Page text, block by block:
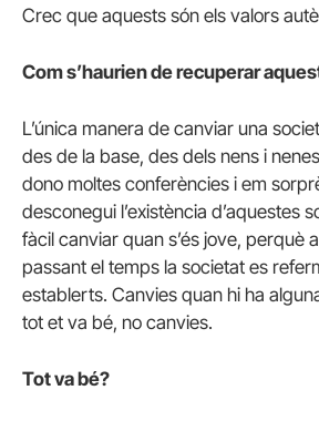
Crec que aquests són els valors
Com s’haurien de recuperar
L’única manera de canviar una
des de la base, des dels nens i
dono moltes conferències i em
desconegui l’existència d’aquestes
fàcil canviar quan s’és jove, perquè
passant el temps la societat es
establerts. Canvies quan hi ha
tot et va bé, no canvies.
Tot va bé?